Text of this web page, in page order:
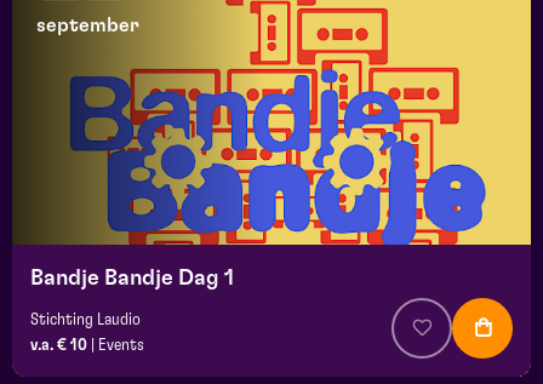
september
Bandje Bandje Dag 1
Stichting Laudio
v.a. € 10
Events